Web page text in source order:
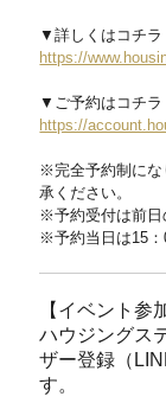
▼詳しくはコチラ
https://
▼ご予約はコチラ
https://
※完全予約制にな
承ください。
※予約受付は前日
※予約当日は15：
【イベント参
ハウジングス
ザー登録（
す。